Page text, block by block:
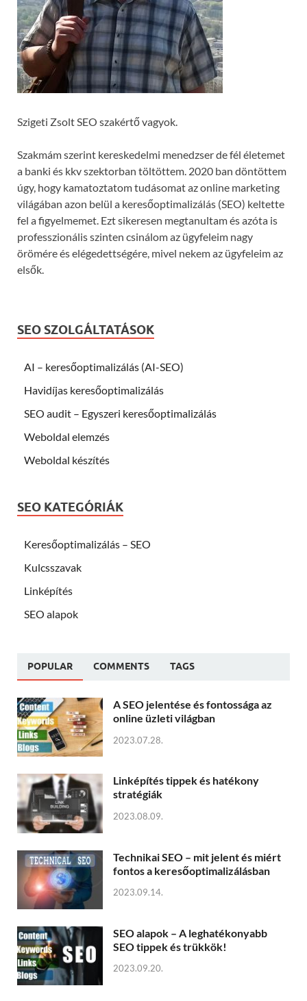
Szigeti Zsolt SEO szakértő vagyok.
Szakmám szerint kereskedelmi menedzser de fél életemet
a banki és kkv szektorban töltöttem. 2020 ban döntöttem
úgy, hogy kamatoztatom tudásomat az online marketing
világában azon belül a keresőoptimalizálás (SEO) keltette
fel a figyelmemet. Ezt sikeresen megtanultam és azóta is
professzionális szinten csinálom az ügyfeleim nagy
örömére és elégedettségére, mivel nekem az ügyfeleim az
elsők.
SEO SZOLGÁLTATÁSOK
AI – keresőoptimalizálás (AI-SEO)
Havidíjas keresőoptimalizálás
SEO audit – Egyszeri keresőoptimalizálás
Weboldal elemzés
Weboldal készítés
SEO KATEGÓRIÁK
Keresőoptimalizálás – SEO
Kulcsszavak
Linképítés
SEO alapok
POPULAR COMMENTS TAGS
A SEO jelentése és fontossága az
online üzleti világban
2023.07.28.
Linképítés tippek és hatékony
stratégiák
2023.08.09.
Technikai SEO – mit jelent és miért
fontos a keresőoptimalizálásban
2023.09.14.
SEO alapok – A leghatékonyabb
SEO tippek és trükkök!
2023.09.20.